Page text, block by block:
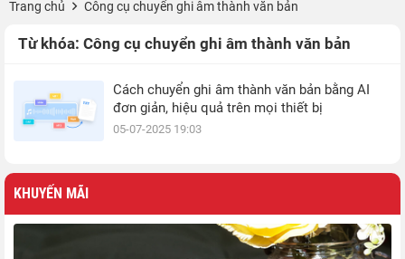
Trang chủ Công cụ chuyển ghi âm thành văn bản
Từ khóa: Công cụ chuyển ghi âm thành văn bản
Cách chuyển ghi âm thành văn bản bằng AI
đơn giản, hiệu quả trên mọi thiết bị
05-07-2025 19:03
KHUYẾN MÃI